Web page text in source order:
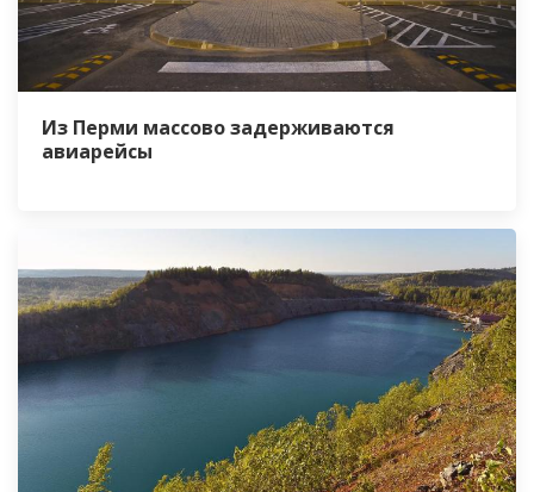
Из Перми массово задерживаются
авиарейсы